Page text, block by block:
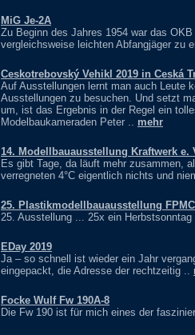
MiG Je-2A
Zu Beginn des Jahres 1954 war das
vergleichsweise leichten Abfangjäger zu
Ceskotrebovský Vehikl 2019 in Ceská
Auf Ausstellungen lernt man auch Leute
Ausstellungen zu besuchen. Und setzt
um, ist das Ergebnis in der Regel ein
Modelbaukameraden Peter .. mehr
14. Modellbauausstellung Kraftwerk e.
Es gibt Tage, da läuft mehr zusammen,
verregneten 4°C eigentlich nichts und
25. Plastikmodellbauausstellung
25. Ausstellung ... 25x ein
EDay 2019
Ja – so schnell ist wieder ein Jahr
eingepackt, die Adresse der rechtzeitig ..
Focke Wulf Fw 190A-8
Die Fw 190 ist für mich eines der